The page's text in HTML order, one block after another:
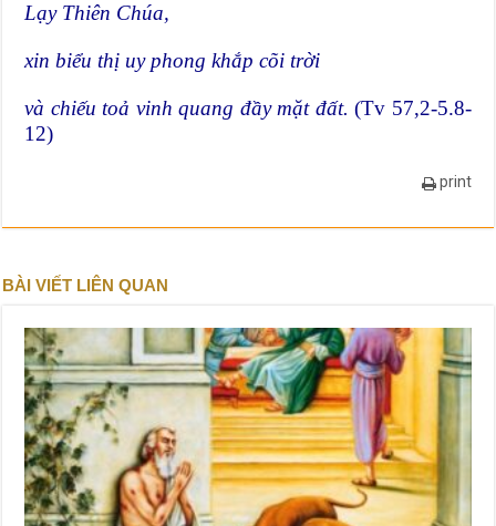
Lạy Thiên Chúa,
xin biểu thị uy phong khắp cõi trời
và chiếu toả vinh quang đầy mặt đất.(Tv 57,2-5.8-
12)
print
BÀI VIẾT LIÊN QUAN